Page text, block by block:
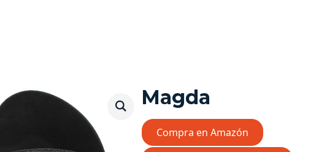
Magda
Compra en Amazón